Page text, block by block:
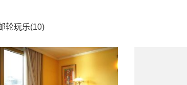
轮玩乐(10)